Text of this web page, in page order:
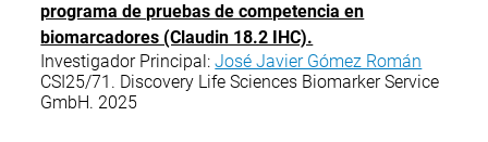
programa de pruebas de competencia en
biomarcadores (Claudin 18.2 IHC).
Investigador Principal:José Javier Gómez Román
CSI25/71. Discovery Life Sciences Biomarker Service
GmbH. 2025